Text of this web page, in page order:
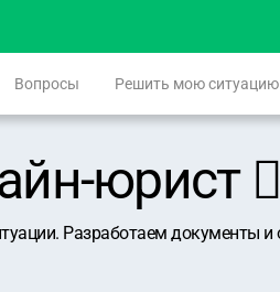
Вопросы Решить мою ситуацию
юрист
Разработаем документы и